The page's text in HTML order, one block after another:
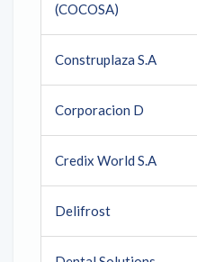
(COCOSA)
Construplaza S.A
Corporacion D
Credix World S.A
Delifrost